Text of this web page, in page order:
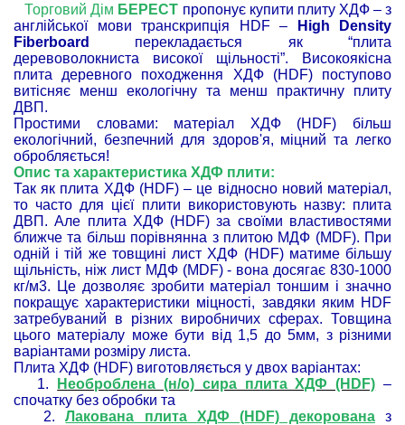
Торговий Дім БЕРЕСТ пропонує купити плиту ХДФ – з
англійської мови транскрипція HDF –
High Density
Fiberboard
перекладається як “плита
деревоволокниста високої щільності”. Високоякісна
плита деревного походження ХДФ (HDF) поступово
витісняє менш екологічну та менш практичну плиту
ДВП.
Простими словами: матеріал ХДФ (HDF) більш
екологічний, безпечний для здоров'я, міцний та легко
обробляється!
Опис та характеристика ХДФ плити:
Так як плита ХДФ (HDF) – це відносно новий матеріал,
то часто для цієї плити використовують назву: плита
ДВП. Але плита ХДФ (HDF) за своїми властивостями
ближче та більш порівнянна з плитою МДФ (MDF). При
одній і тій же товщині лист ХДФ (HDF) матиме більшу
щільність, ніж лист МДФ (MDF) - вона досягає 830-1000
кг/м3. Це дозволяє зробити матеріал тоншим і значно
покращує характеристики міцності, завдяки яким HDF
затребуваний в різних виробничих сферах. Товщина
цього матеріалу може бути від 1,5 до 5мм, з різними
варіантами розміру листа.
Плита ХДФ (HDF) виготовляється у двох варіантах:
1.
Необроблена (н/о) сира плита ХДФ (HDF) –
спочатку без обробки та
2.Лакована плита ХДФ (HDF) декорованаз